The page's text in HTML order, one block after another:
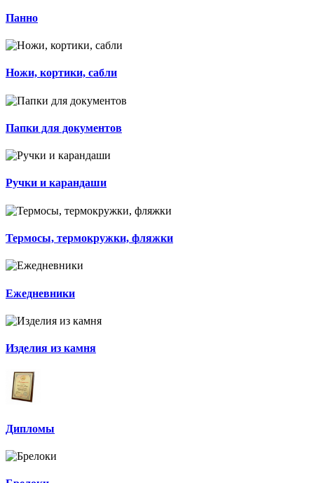
Панно
Ножи, кортики, сабли
Папки для документов
Ручки и карандаши
Термосы, термокружки, фляжки
Ежедневники
Изделия из камня
Дипломы